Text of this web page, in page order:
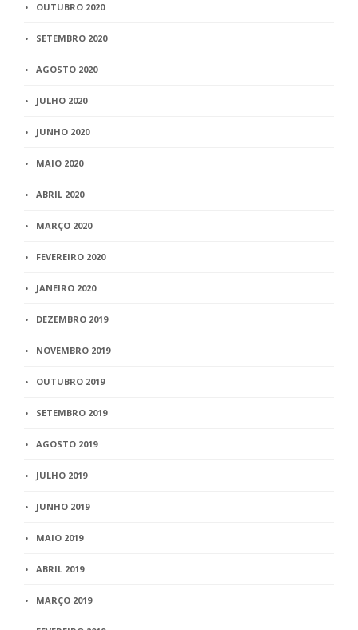
OUTUBRO 2020
SETEMBRO 2020
AGOSTO 2020
JULHO 2020
JUNHO 2020
MAIO 2020
ABRIL 2020
MARÇO 2020
FEVEREIRO 2020
JANEIRO 2020
DEZEMBRO 2019
NOVEMBRO 2019
OUTUBRO 2019
SETEMBRO 2019
AGOSTO 2019
JULHO 2019
JUNHO 2019
MAIO 2019
ABRIL 2019
MARÇO 2019